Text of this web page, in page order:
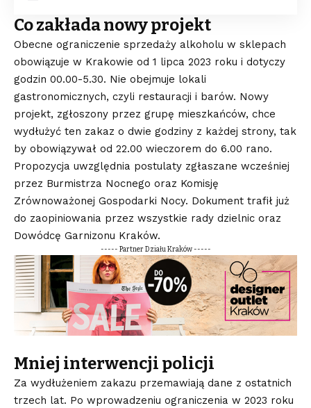
Co zakłada nowy projekt
Obecne ograniczenie sprzedaży alkoholu w sklepach
obowiązuje w Krakowie od 1 lipca 2023 roku i dotyczy
godzin 00.00-5.30. Nie obejmuje lokali
gastronomicznych, czyli restauracji i barów. Nowy
projekt, zgłoszony przez grupę mieszkańców, chce
wydłużyć ten zakaz o dwie godziny z każdej strony, tak
by obowiązywał od 22.00 wieczorem do 6.00 rano.
Propozycja uwzględnia postulaty zgłaszane wcześniej
przez Burmistrza Nocnego oraz Komisję
Zrównoważonej Gospodarki Nocy. Dokument trafił już
do zaopiniowania przez wszystkie rady dzielnic oraz
Dowódcę Garnizonu Kraków.
----- Partner Działu Kraków -----
Mniej interwencji policji
Za wydłużeniem zakazu przemawiają dane z ostatnich
trzech lat. Po wprowadzeniu ograniczenia w 2023 roku